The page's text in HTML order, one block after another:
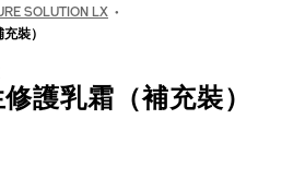
SOLUTION LX
裝）
護乳霜（補充裝）